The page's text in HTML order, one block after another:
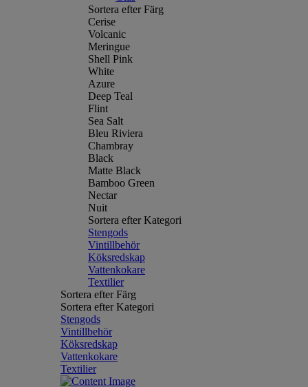
Sortera efter Färg
Cerise
Volcanic
Meringue
Shell Pink
White
Azure
Deep Teal
Flint
Sea Salt
Bleu Riviera
Chambray
Black
Matte Black
Bamboo Green
Nectar
Nuit
Sortera efter Kategori
Stengods
Vintillbehör
Köksredskap
Vattenkokare
Textilier
Sortera efter Färg
Sortera efter Kategori
Stengods
Vintillbehör
Köksredskap
Vattenkokare
Textilier